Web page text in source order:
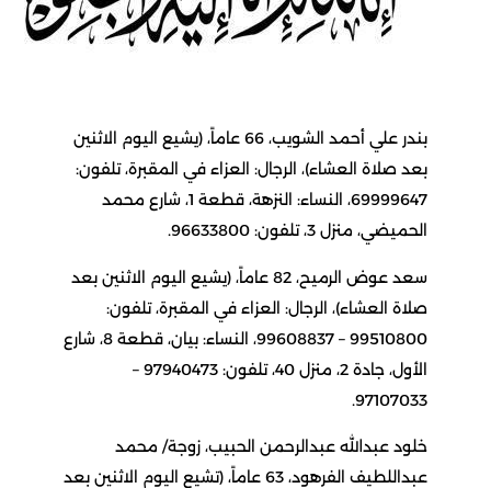
بندر علي أحمد الشويب، 66 عاماً، (يشيع اليوم الاثنين
بعد صلاة العشاء)، الرجال: العزاء في المقبرة، تلفون:
69999647، النساء: النزهة، قطعة 1، شارع محمد
الحميضي، منزل 3، تلفون: 96633800.
سعد عوض الرميح، 82 عاماً، (يشيع اليوم الاثنين بعد
صلاة العشاء)، الرجال: العزاء في المقبرة، تلفون:
99510800 – 99608837، النساء: بيان، قطعة 8، شارع
الأول، جادة 2، منزل 40، تلفون: 97940473 –
97107033.
خلود عبدالله عبدالرحمن الحبيب، زوجة/ محمد
عبداللطيف الفرهود، 63 عاماً، (تشيع اليوم الاثنين بعد